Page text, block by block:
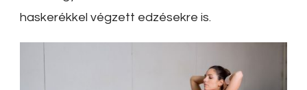
haskerékkel végzett edzésekre is.